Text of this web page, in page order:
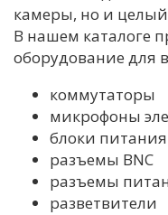
камеры, но и
В нашем каталоге
оборудование для
коммутаторы
микрофоны
блоки питания
разъемы BNC
разъемы
разветвители